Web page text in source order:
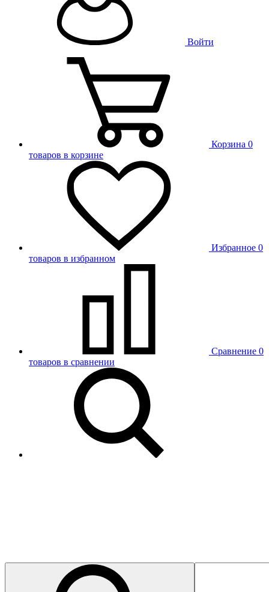
Войти
Корзина 0
товаров в корзине
Избранное 0
товаров в избранном
Сравнение 0
товаров в сравнении